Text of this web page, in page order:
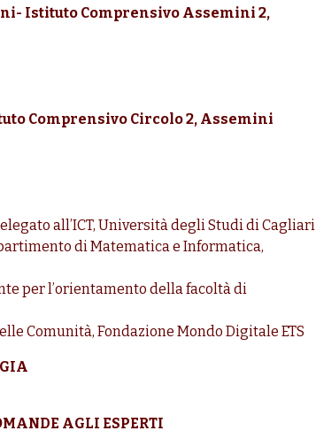
Istituto Comprensivo Assemini 2,
Comprensivo Circolo 2, Assemini
all’ICT, Università degli Studi di Cagliari
di Matematica e Informatica,
per l’orientamento della facoltà di
Comunità, Fondazione Mondo Digitale ETS
AGLI ESPERTI